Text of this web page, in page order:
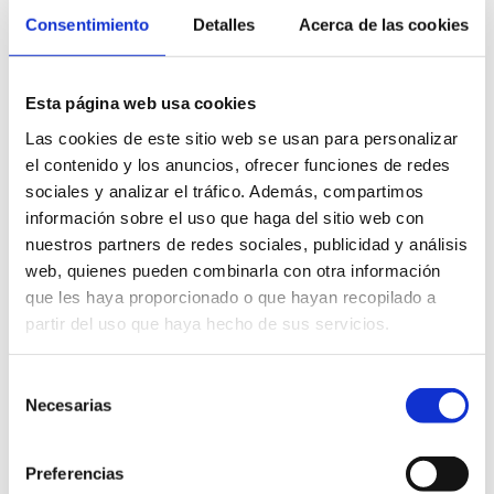
Consentimiento Detalles Acerca de las cookies
Esta página web usa cookies
Las cookies de este sitio web se usan para personalizar
el contenido y los anuncios, ofrecer funciones de redes
sociales y analizar el tráfico. Además, compartimos
información sobre el uso que haga del sitio web con
nuestros partners de redes sociales, publicidad y análisis
web, quienes pueden combinarla con otra información
que les haya proporcionado o que hayan recopilado a
partir del uso que haya hecho de sus servicios.
Necesarias
Preferencias
l’atelier de peinture, nous dégusterons un dîner léger
dessert, mettant en valeur des produits locaux et
des saveurs délicieuses.
Y compris :
- Tout le matériel de peinture est inclus. Vous emporterez
une toile de 20×10 cm avec votre peinture du coucher
de soleil de Dénia.
Restaurant Agua de Mar, Marina de Dénia, Dénia, Espagne.